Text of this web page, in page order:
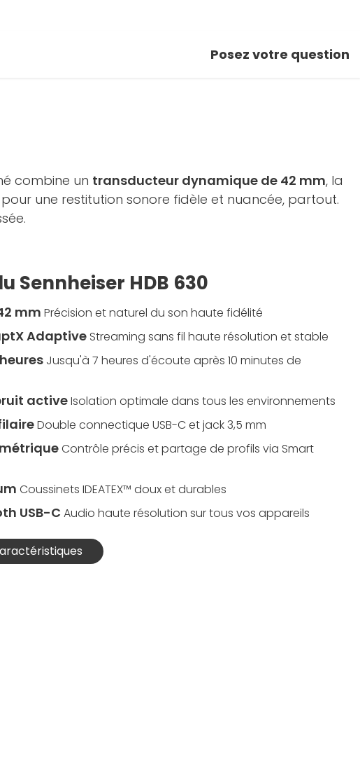
Posez votre question
combine un transducteur dynamique de 42 mm, la
une restitution sonore fidèle et nuancée, partout.
Sennheiser HDB 630
mm Précision et naturel du son haute fidélité
Adaptive Streaming sans fil haute résolution et stable
Jusqu'à 7 heures d'écoute après 10 minutes de
activeIsolation optimale dans tous les environnements
Double connectique USB-C et jack 3,5 mm
Contrôle précis et partage de profils via Smart
Coussinets IDEATEX™ doux et durables
USB-C Audio haute résolution sur tous vos appareils